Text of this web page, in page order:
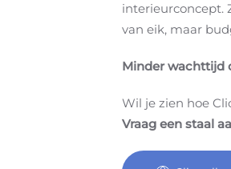
interieurconcept.
van eik, maar
Minder wachttijd
Wil je zien hoe
Vraag een staal